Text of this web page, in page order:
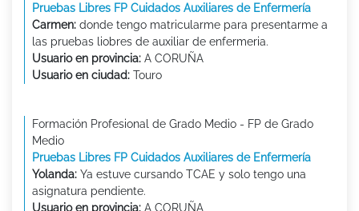
Pruebas Libres FP Cuidados Auxiliares de Enfermería
Carmen: donde tengo matricularme para presentarme a
las pruebas liobres de auxiliar de enfermeria.
Usuario en provincia: A CORUÑA
Usuario en ciudad: Touro
Formación Profesional de Grado Medio - FP de Grado
Medio
Pruebas Libres FP Cuidados Auxiliares de Enfermería
Yolanda: Ya estuve cursando TCAE y solo tengo una
asignatura pendiente.
Usuario en provincia: A CORUÑA